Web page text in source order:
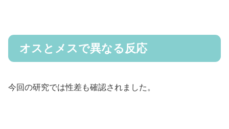
オスとメスで異なる反応
今回の研究では性差も確認されました。